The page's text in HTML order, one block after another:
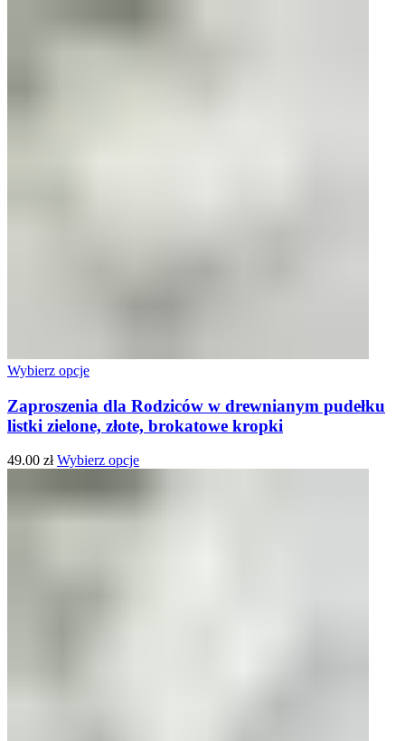
Wybierz opcje
Zaproszenia dla Rodziców w drewnianym pudełku
listki zielone, złote, brokatowe kropki
49.00 zł Wybierz opcje